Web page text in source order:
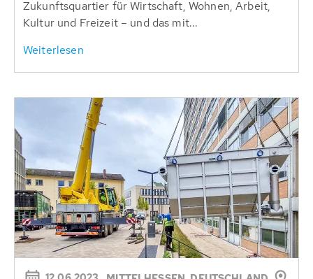
Zukunftsquartier für Wirtschaft, Wohnen, Arbeit,
Kultur und Freizeit – und das mit...
Weiterlesen